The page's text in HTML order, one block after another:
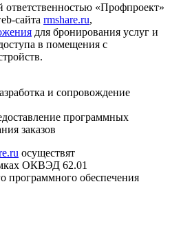
«Профпроект»
сайта rmshare.ru,
для бронирования услуг и
в помещения с
и сопровождение
программных
заказов
осуществят
ОКВЭД 62.01
программного обеспечения